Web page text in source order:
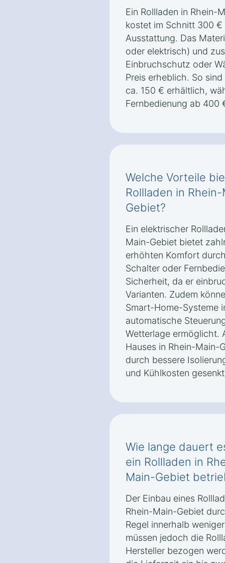
Ein Rollladen in Rhein-
kostet im Schnitt 300
Ausstattung. Das
oder elektrisch) und
Einbruchschutz oder
Preis erheblich. So
ca. 150 € erhältlich,
Fernbedienung ab 400
Welche Vorteile
Rollladen in
Gebiet‎?
Ein elektrischer
Main-Gebiet‎ bietet
erhöhten Komfort
Schalter oder
Sicherheit, da er
Varianten. Zudem
Smart-Home-Systeme
automatische
Wetterlage ermöglicht.
Hauses in Rhein-Main-
durch bessere
und Kühlkosten
Wie lange dauert
ein Rollladen in
Main-Gebiet‎
Der Einbau eines
Rhein-Main-Gebiet‎
Regel innerhalb
müssen jedoch die
Hersteller bezogen